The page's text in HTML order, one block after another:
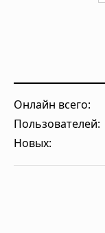
Онлайн всего:
Пользователей:
Новых: